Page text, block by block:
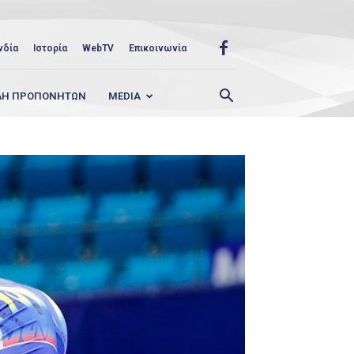
Ιστορία WebTV Επικοινωνία
ΠΡΟΠΟΝΗΤΩΝ MEDIA